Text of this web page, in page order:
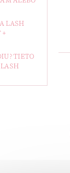
LASH
+
TIETO